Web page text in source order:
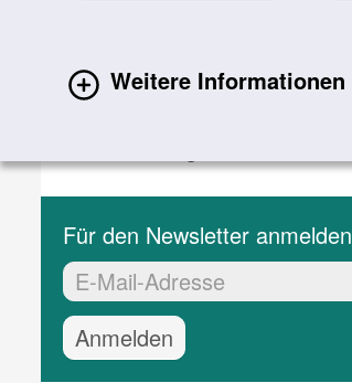
Weitere Informationen
Aktuelle Meldungen
Für den Newsletter anmelden
EMail-Adresse:*